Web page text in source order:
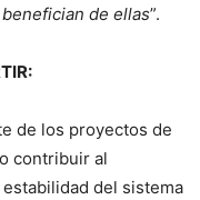
de ellas”.
de los proyectos de
contribuir al
del sistema